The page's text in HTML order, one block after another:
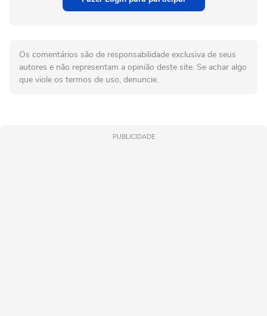
Os comentários são de responsabilidade exclusiva de seus
autores e não representam a opinião deste site. Se achar algo
que viole os termos de uso, denuncie.
PUBLICIDADE